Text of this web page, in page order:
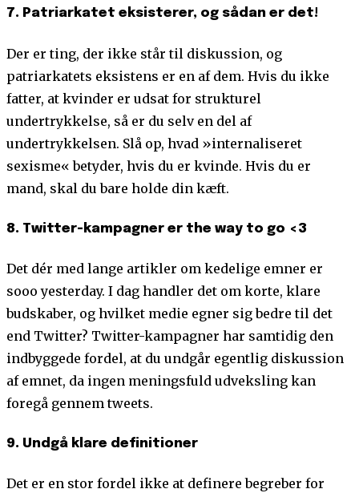
7. Patriarkatet eksisterer, og sådan er det!
Der er ting, der ikke står til diskussion, og
patriarkatets eksistens er en af dem. Hvis du ikke
fatter, at kvinder er udsat for strukturel
undertrykkelse, så er du selv en del af
undertrykkelsen. Slå op, hvad »internaliseret
sexisme« betyder, hvis du er kvinde. Hvis du er
mand, skal du bare holde din kæft.
8. Twitter-kampagner er the way to go <3
Det dér med lange artikler om kedelige emner er
sooo yesterday. I dag handler det om korte, klare
budskaber, og hvilket medie egner sig bedre til det
end Twitter? Twitter-kampagner har samtidig den
indbyggede fordel, at du undgår egentlig diskussion
af emnet, da ingen meningsfuld udveksling kan
foregå gennem tweets.
9. Undgå klare definitioner
Det er en stor fordel ikke at definere begreber for